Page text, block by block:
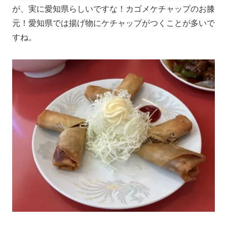
が、実に愛知県らしいですな！カゴメケチャップのお膝
元！愛知県では揚げ物にケチャップがつくことが多いで
すね。